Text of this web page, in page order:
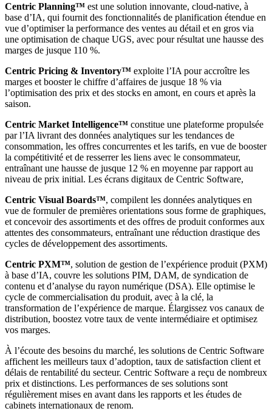
Centric Planning™ est une solution innovante, cloud-native, à
base d’IA, qui fournit des fonctionnalités de planification étendue en
vue d’optimiser la performance des ventes au détail et en gros via
une optimisation de chaque UGS, avec pour résultat une hausse des
marges de jusque 110 %.
Centric Pricing & Inventory™ exploite l’IA pour accroître les
marges et booster le chiffre d’affaires de jusque 18 % via
l’optimisation des prix et des stocks en amont, en cours et après la
saison.
Centric Market Intelligence™ constitue une plateforme propulsée
par l’IA livrant des données analytiques sur les tendances de
consommation, les offres concurrentes et les tarifs, en vue de booster
la compétitivité et de resserrer les liens avec le consommateur,
entraînant une hausse de jusque 12 % en moyenne par rapport au
niveau de prix initial. Les écrans digitaux de Centric Software,
Centric Visual Boards™, compilent les données analytiques en
vue de formuler de premières orientations sous forme de graphiques,
et concevoir des assortiments et des offres de produit conformes aux
attentes des consommateurs, entraînant une réduction drastique des
cycles de développement des assortiments.
Centric PXM™, solution de gestion de l’expérience produit (PXM)
à base d’IA, couvre les solutions PIM, DAM, de syndication de
contenu et d’analyse du rayon numérique (DSA). Elle optimise le
cycle de commercialisation du produit, avec à la clé, la
transformation de l’expérience de marque. Élargissez vos canaux de
distribution, boostez votre taux de vente intermédiaire et optimisez
vos marges.
À l’écoute des besoins du marché, les solutions de Centric Software
affichent les meilleurs taux d’adoption, taux de satisfaction client et
délais de rentabilité du secteur. Centric Software a reçu de nombreux
prix et distinctions. Les performances de ses solutions sont
régulièrement mises en avant dans les rapports et les études de
cabinets internationaux de renom.